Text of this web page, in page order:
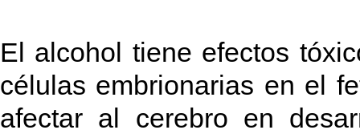
El alcohol tiene efectos
células embrionarias en el
afectar al cerebro en